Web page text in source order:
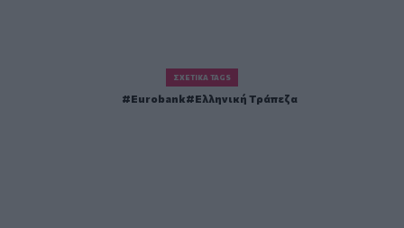
ΣΧΕΤΙΚΆ TAGS
Eurobank Ελληνική Τράπεζα